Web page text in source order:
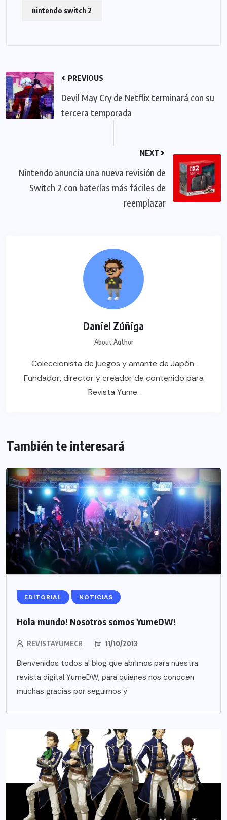
nintendo switch 2
PREVIOUS
Devil May Cry de Netflix terminará con su
tercera temporada
NEXT
Nintendo anuncia una nueva revisión de
Switch 2 con baterías más fáciles de
reemplazar
Daniel Zúñiga
About Author
Coleccionista de juegos y amante de Japón.
Fundador, director y creador de contenido para
Revista Yume.
También te interesará
EDITORIAL NOTICIAS
Hola mundo! Nosotros somos YumeDW!
REVISTAYUMECR 11/10/2013
Bienvenidos todos al blog que abrimos para nuestra
revista digital YumeDW, para quienes nos conocen
muchas gracias por seguirnos y